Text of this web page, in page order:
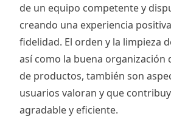
de un equipo competente y
creando una experiencia
fidelidad. El orden y la limpieza
así como la buena organización
de productos, también son
usuarios valoran y que
agradable y eficiente.